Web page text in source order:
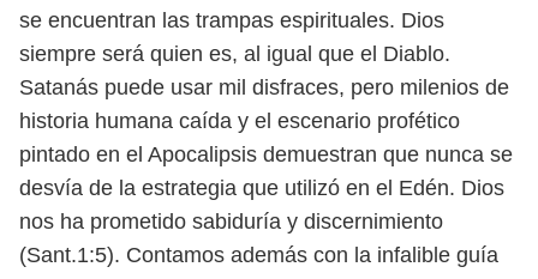
se encuentran las trampas espirituales. Dios
siempre será quien es, al igual que el Diablo.
Satanás puede usar mil disfraces, pero milenios de
historia humana caída y el escenario profético
pintado en el Apocalipsis demuestran que nunca se
desvía de la estrategia que utilizó en el Edén. Dios
nos ha prometido sabiduría y discernimiento
(Sant.1:5). Contamos además con la infalible guía